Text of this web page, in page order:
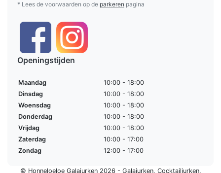
* Lees de voorwaarden op de parkeren pagina
Openingstijden
Maandag
10:00 - 18:00
Dinsdag
10:00 - 18:00
Woensdag
10:00 - 18:00
Donderdag
10:00 - 18:00
Vrijdag
10:00 - 18:00
Zaterdag
10:00 - 17:00
Zondag
12:00 - 17:00
© Honneloeloe Galajurken 2026 - Galajurken, Cocktailjurken,